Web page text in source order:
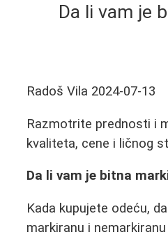
Da li vam je
Radoš Vila 2024-07-13
Razmotrite prednosti i
kvaliteta, cene i ličnog
Da li vam je bitna
Kada kupujete odeću,
markiranu i